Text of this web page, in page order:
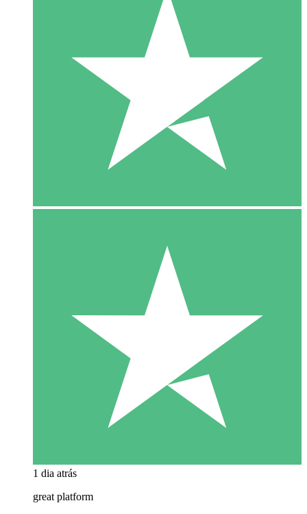
1 dia atrás
great platform